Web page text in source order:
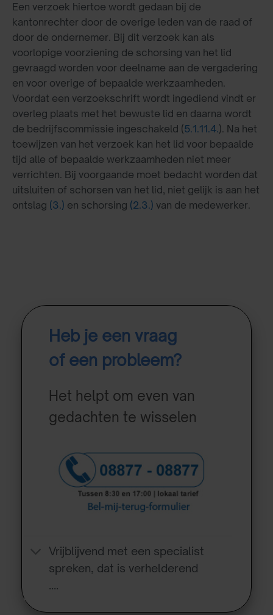
Een verzoek hiertoe wordt gedaan bij de
kantonrechter door de overige leden van de raad of
door de ondernemer. Bij dit verzoek kan als
voorlopige voorziening de schorsing van het lid
gevraagd worden voor deelname aan de vergadering
en voor overige of bepaalde werkzaamheden.
Voordat een verzoekschrift wordt ingediend vindt er
overleg plaats met het bewuste lid en daarna wordt
de bedrijfscommissie ingeschakeld (5.1.11.4.). Na het
toewijzen van het verzoek kan het lid voor bepaalde
tijd alle of bepaalde werkzaamheden niet meer
verrichten. Bij voorgaande moet bedacht worden dat
uitsluiten of schorsen van het lid, niet gelijk is aan het
ontslag (3.) en schorsing (2.3.) van de medewerker.
Heb je een vraag
of een probleem?
Het helpt om even van
gedachten te wisselen
Vrijblijvend met een specialist
spreken, dat is verhelderend
….